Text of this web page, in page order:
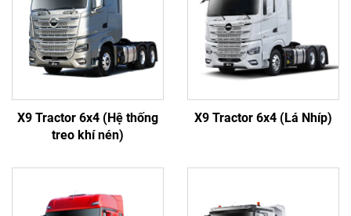
X9 Tractor 6x4 (Hệ thống
treo khí nén)
X9 Tractor 6x4 (Lá Nhíp)